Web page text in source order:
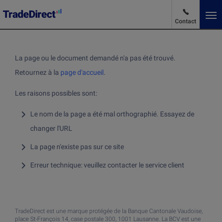
Contact
Avantages et Tarifs
Produits et Services
Investir dans des ETF
La page ou le document demandé n'a pas été trouvé.
Retournez à la page d'accueil.
Les raisons possibles sont:
Le nom de la page a été mal orthographié. Essayez de
changer l'URL
La page n'existe pas sur ce site
Erreur technique: veuillez contacter le service client
TradeDirect est une marque protégée de la Banque Cantonale Vaudoise,
place St-François 14, case postale 300, 1001 Lausanne. La BCV est une